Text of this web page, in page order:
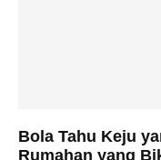
Bola Tahu Keju
Rumahan yang